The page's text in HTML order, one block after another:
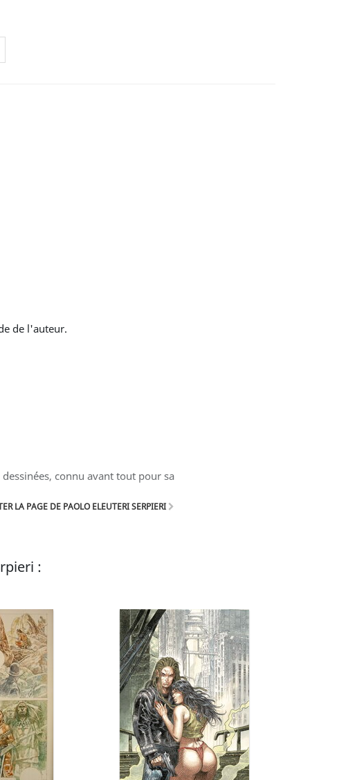
de l'auteur.
connu avant tout pour sa
LA PAGE DE PAOLO ELEUTERI SERPIERI
: